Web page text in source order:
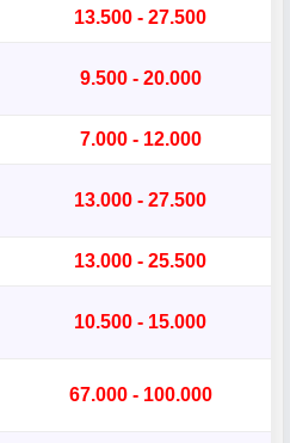
13.500 - 27.500
9.500 - 20.000
7.000 - 12.000
13.000 - 27.500
13.000 - 25.500
10.500 - 15.000
67.000 - 100.000